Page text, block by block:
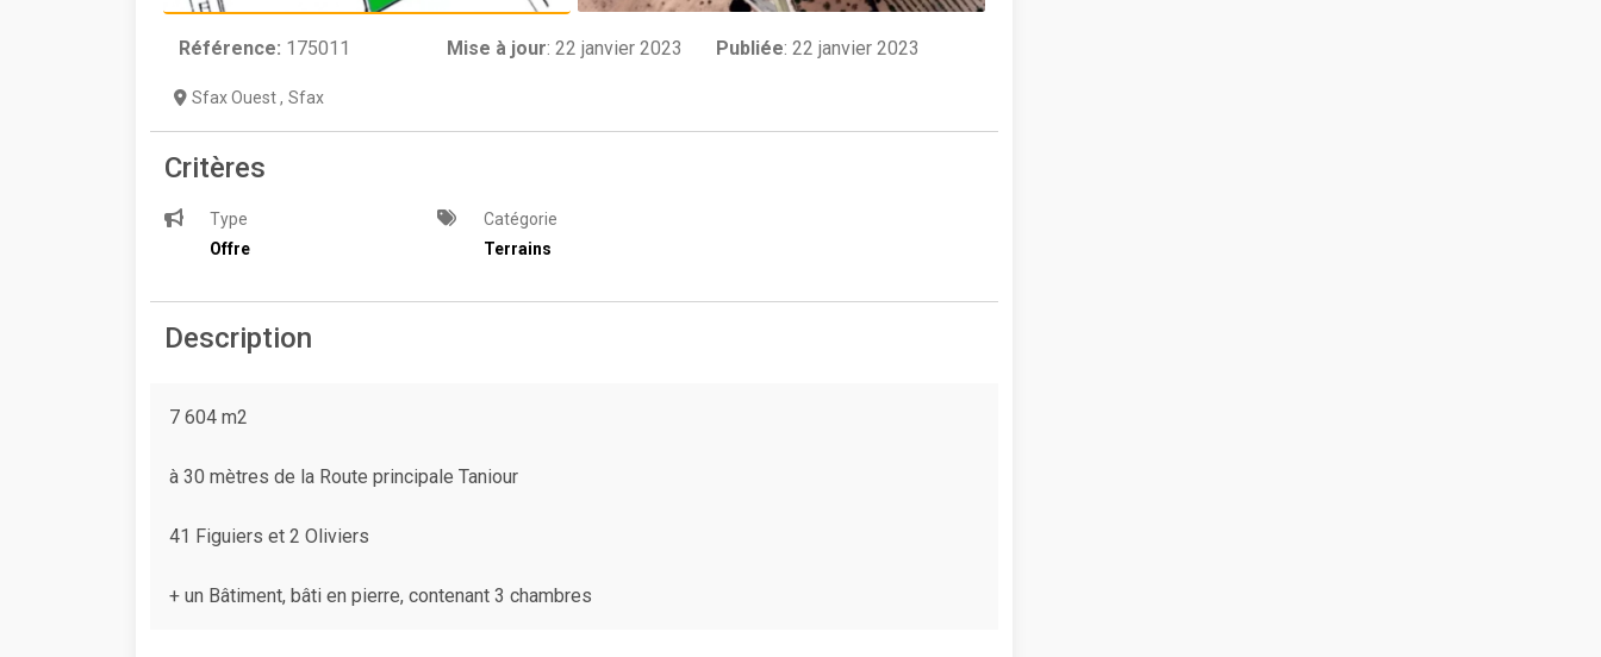
Référence: 175011 Mise à jour:22 janvier 2023 Publiée: 22 janvier 2023
Sfax Ouest, Sfax
Critères
Type
Offre
Catégorie
Terrains
Description
7 604 m2
à 30 mètres de la Route principale Taniour
41 Figuiers et 2 Oliviers
+ un Bâtiment, bâti en pierre, contenant 3 chambres